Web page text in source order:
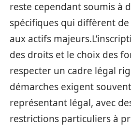
reste cependant soumis à
spécifiques qui diffèrent
aux actifs
des droits et le choix des
respecter un cadre légal
démarches exigent souvent
représentant légal, avec
restrictions particuliers à